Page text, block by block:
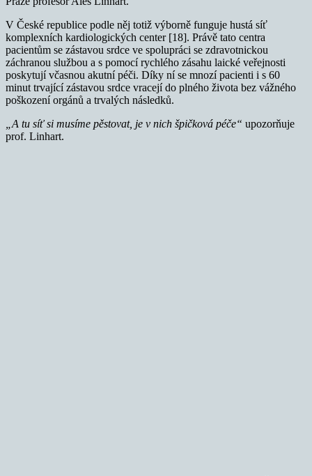
V České republice podle něj totiž výborně funguje hustá síť
komplexních kardiologických center [18]. Právě tato centra
pacientům se zástavou srdce ve spolupráci se zdravotnickou
záchranou službou a s pomocí rychlého zásahu laické veřejnosti
poskytují včasnou akutní péči. Díky ní se mnozí pacienti i s 60
minut trvající zástavou srdce vracejí do plného života bez vážného
poškození orgánů a trvalých následků.
„A tu síť si musíme pěstovat, je v nich špičková péče“ upozorňuje
prof. Linhart.